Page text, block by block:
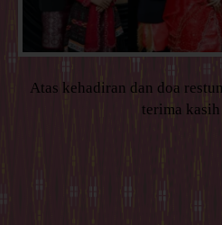
Atas kehadiran dan doa
terima kasih